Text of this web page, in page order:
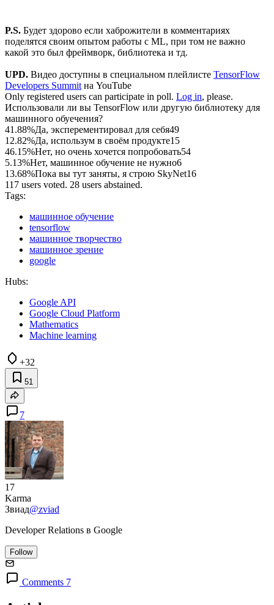
P.S. Будет здорово если хаброжители в комментариях
поделятся своим опытом работы с ML, при том не важно
какой это был фреймворк, библиотека и тд.
UPD. Видео доступны в специальном плейлисте TensorFlow
Developers Summit на YouTube
Only registered users can participate in poll. Log in, please.
Использовали ли вы TensorFlow или другую библиотеку для
машинного обуечения?
41.88%Да, эксперементировал для себя49
12.82%Да, использум в своём продукте15
46.15%Нет, но очень хочется попробовать54
5.13%Нет, машинное обучение не нужно6
13.68%Пока вы тут заняты, я строю SkyNet16
117 users voted. 28 users abstained.
Tags:
машинное обучение
tensorflow
машинное творчество
машинное зрение
google
Hubs:
Google API
Google Cloud Platform
Mathematics
Machine learning
+32
51
7
17
Karma
Звиад@zviad
Developer Relations в Google
Follow
Comments 7